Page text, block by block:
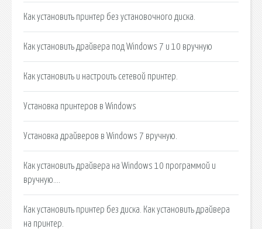
Как установить принтер без установочного диска.
Как установить драйвера под Windows 7 и 10 вручную
Как установить и настроить сетевой принтер.
Установка принтеров в Windows
Установка драйверов в Windows 7 вручную.
Как установить драйвера на Windows 10 программой и
вручную….
Как установить принтер без диска. Как установить драйвера
на принтер.